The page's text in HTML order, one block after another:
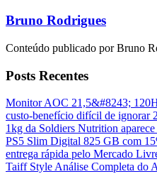
Bruno Rodrigues
Conteúdo publicado por Bruno
Posts Recentes
Monitor AOC 21,5&#8243;
custo-benefício difícil de ignorar
1kg da Soldiers Nutrition
PS5 Slim Digital 825 GB com
entrega rápida pelo Mercado
Taiff StyleAnálise Completa do